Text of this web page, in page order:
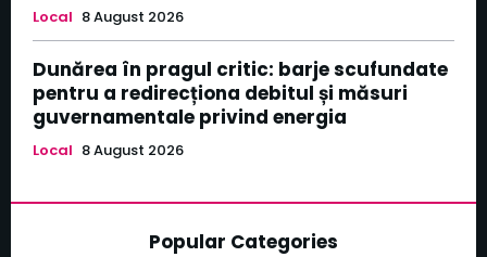
Local 8 August 2026
Dunărea în pragul critic: barje scufundate
pentru a redirecționa debitul și măsuri
guvernamentale privind energia
Local 8 August 2026
Popular Categories